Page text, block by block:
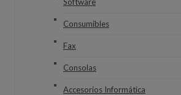
Consumibles
Fax
Consolas
Accesorios Informática